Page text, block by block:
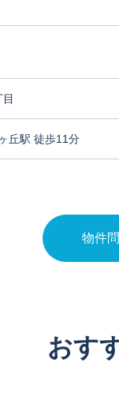
丘駅 徒歩11分
物件
おす